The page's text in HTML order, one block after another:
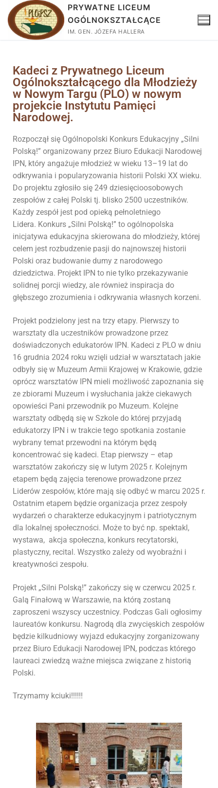
PRYWATNE LICEUM
OGÓLNOKSZTAŁCĄCE
IM. GEN. JÓZEFA HALLERA
Kadeci z Prywatnego Liceum
Ogólnokształcącego dla Młodzieży
w Nowym Targu (PLO) w nowym
projekcie Instytutu Pamięci
Narodowej.
Rozpoczął się Ogólnopolski Konkurs Edukacyjny „Silni
Polską!” organizowany przez Biuro Edukacji Narodowej
IPN, który angażuje młodzież w wieku 13–19 lat do
odkrywania i popularyzowania historii Polski XX wieku.
Do projektu zgłosiło się 249 dziesięcioosobowych
zespołów z całej Polski tj. blisko 2500 uczestników.
Każdy zespół jest pod opieką pełnoletniego
Lidera. Konkurs „Silni Polską!” to ogólnopolska
inicjatywa edukacyjna skierowana do młodzieży, której
celem jest rozbudzenie pasji do najnowszej historii
Polski oraz budowanie dumy z narodowego
dziedzictwa. Projekt IPN to nie tylko przekazywanie
solidnej porcji wiedzy, ale również inspiracja do
głębszego zrozumienia i odkrywania własnych korzeni.
Projekt podzielony jest na trzy etapy. Pierwszy to
warsztaty dla uczestników prowadzone przez
doświadczonych edukatorów IPN. Kadeci z PLO w dniu
16 grudnia 2024 roku wzięli udział w warsztatach jakie
odbyły się w Muzeum Armii Krajowej w Krakowie, gdzie
oprócz warsztatów IPN mieli możliwość zapoznania się
ze zbiorami Muzeum i wysłuchania jakże ciekawych
opowieści Pani przewodnik po Muzeum. Kolejne
warsztaty odbędą się w Szkole do której przyjadą
edukatorzy IPN i w trakcie tego spotkania zostanie
wybrany temat przewodni na którym będą
koncentrować się kadeci. Etap pierwszy – etap
warsztatów zakończy się w lutym 2025 r. Kolejnym
etapem będą zajęcia terenowe prowadzone przez
Liderów zespołów, które mają się odbyć w marcu 2025 r.
Ostatnim etapem będzie organizacja przez zespoły
wydarzeń o charakterze edukacyjnym i patriotycznym
dla lokalnej społeczności. Może to być np. spektakl,
wystawa, akcja społeczna, konkurs recytatorski,
plastyczny, recital. Wszystko zależy od wyobraźni i
kreatywności zespołu.
Projekt „Silni Polską!” zakończy się w czerwcu 2025 r.
Galą Finałową w Warszawie, na którą zostaną
zaproszeni wszyscy uczestnicy. Podczas Gali ogłosimy
laureatów konkursu. Nagrodą dla zwycięskich zespołów
będzie kilkudniowy wyjazd edukacyjny zorganizowany
przez Biuro Edukacji Narodowej IPN, podczas którego
laureaci zwiedzą ważne miejsca związane z historią
Polski.
Trzymamy kciuki!!!!!!